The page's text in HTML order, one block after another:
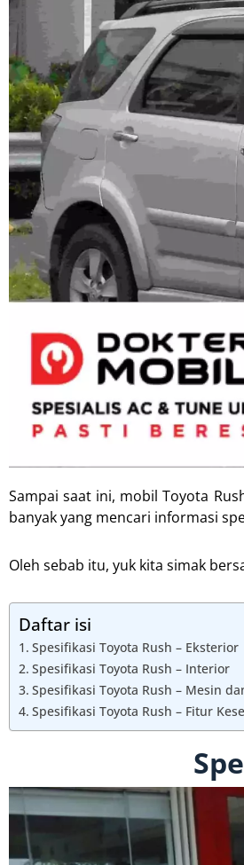
Sampai saat ini, mobil Toyota
banyak yang mencari informasi
Oleh sebab itu, yuk kita simak
Daftar isi
Spesifikasi Toyota Rush – Eksterior
Spesifikasi Toyota Rush – Interior
Spesifikasi Toyota Rush – Mesin
Spesifikasi Toyota Rush – Fitur